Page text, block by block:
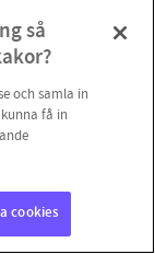
slant till
så
och samla in
få in
cookies